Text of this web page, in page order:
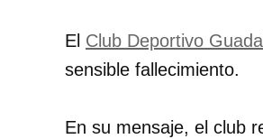
El Club Deportivo
sensible fallecimiento.
En su mensaje, el club